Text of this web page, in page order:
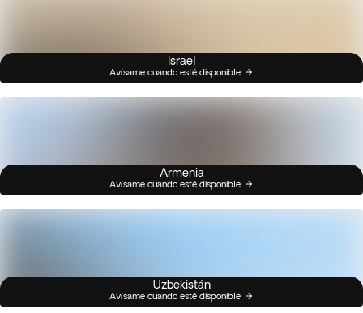
Israel
Avísame cuando esté disponible
Armenia
Avísame cuando esté disponible
Uzbekistán
Avísame cuando esté disponible